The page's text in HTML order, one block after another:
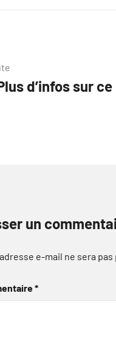
d’infos sur
un
e-mail ne sera pas
*